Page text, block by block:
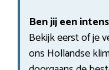
Ben jij een
Bekijk eerst of je
ons Hollandse